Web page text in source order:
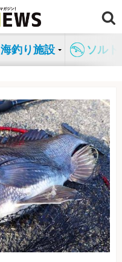
海釣り施設 ソル